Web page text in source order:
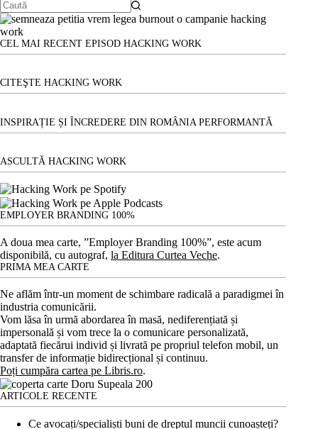
prezentat
pe
larg
de
PC
și
preluat
de
Niciun
rezultat
CEL MAI RECENT EPISOD HACKING WORK
CITEŞTE HACKING WORK
INSPIRAȚIE ȘI ÎNCREDERE DIN ROMÂNIA PERFORMANTĂ
ASCULTĂ HACKING WORK
EMPLOYER BRANDING 100%
A doua mea carte, ”Employer Branding 100%”, este acum
disponibilă, cu autograf, la Editura Curtea Veche.
PRIMA MEA CARTE
Ne aflăm într-un moment de schimbare radicală a paradigmei în
industria comunicării.
Vom lăsa în urmă abordarea în masă, nediferențiată și
impersonală și vom trece la o comunicare personalizată,
adaptată fiecărui individ și livrată pe propriul telefon mobil, un
transfer de informație bidirecțional și continuu.
Poți cumpăra cartea pe Libris.ro.
ARTICOLE RECENTE
Ce avocați/specialiști buni de dreptul muncii cunoașteți?